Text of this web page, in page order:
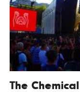
The